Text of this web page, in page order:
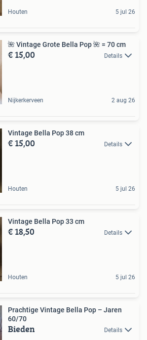
Houten 5 jul 26
🌺 Vintage Grote Bella Pop 🌺 = 70 cm
€ 15,00 Details
Nijkerkerveen 2 aug 26
Vintage Bella Pop 38 cm
€ 15,00 Details
Houten 5 jul 26
Vintage Bella Pop 33 cm
€ 18,50 Details
Houten 5 jul 26
Prachtige Vintage Bella Pop – Jaren
60/70
Bieden Details